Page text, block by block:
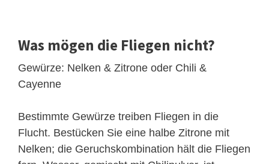
Was mögen die Fliegen nicht?
Gewürze: Nelken & Zitrone oder Chili &
Cayenne
Bestimmte Gewürze treiben Fliegen in die
Flucht. Bestücken Sie eine halbe Zitrone mit
Nelken; die Geruchskombination hält die Fliegen